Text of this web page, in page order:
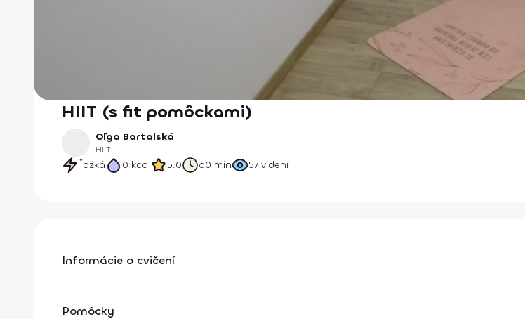
HIIT (s fit pomôckami)
Oľga Bartalská
HIIT
Ťažká 0 kcal 5.0 60 min 57 videní
Informácie o cvičení
Pomôcky